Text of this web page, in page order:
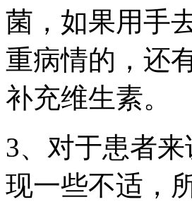
菌，如果用手
重病情的，还
补充维生素。
3、对于患者
现一些不适，